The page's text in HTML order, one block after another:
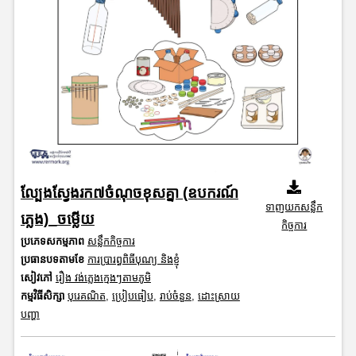
ល្បែងស្វែងរក៧ចំណុចខុសគ្នា (ឧបករណ៍
ភ្លេង)_ចម្លើយ
ប្រភេទសកម្មភាព សន្លឹកកិច្ចការ
ប្រធានបទតាមខែ ការប្រារព្ធពិធីបុណ្យ និងខ្ញុំ
សៀវភៅ រឿង វង់ភ្លេងក្មេងៗតាមភូមិ
កម្មវិធីសិក្សា បុរេគណិត, ប្រៀបធៀប, រាប់ចំនួន, ដោះស្រាយ
បញ្ហា
ទាញយកសន្លឹក
កិច្ចការ